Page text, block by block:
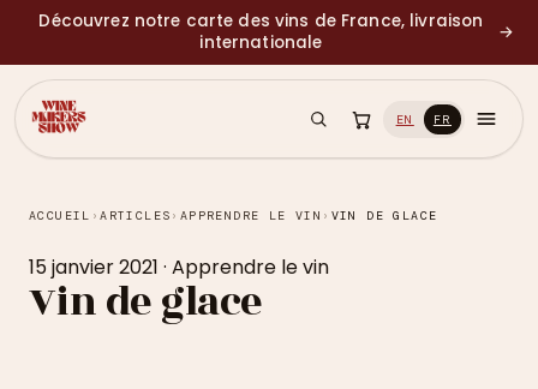
Découvrez notre carte des vins de France, livraison
internationale
→
EN FR
ACCUEIL ›ARTICLES › APPRENDRE LE VIN › VIN DE GLACE
15 janvier 2021 · Apprendre le vin
Vin de glace